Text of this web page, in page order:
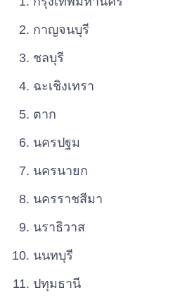
กาญจนบุรี
ชลบุรี
ฉะเชิงเทรา
ตาก
นครปฐม
นครนายก
นครราชสีมา
นราธิวาส
นนทบุรี
ปทุมธานี